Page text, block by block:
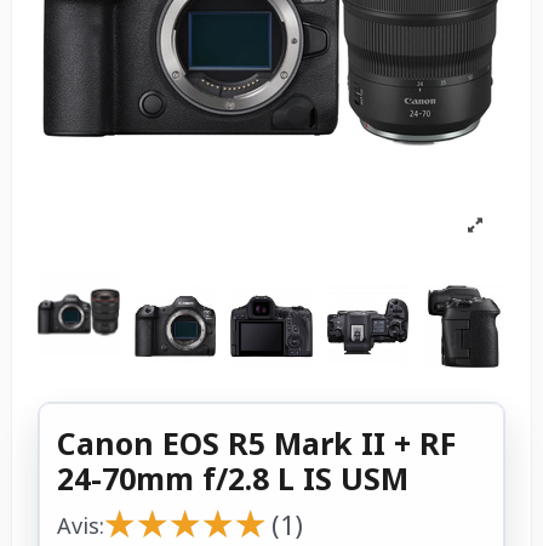
Canon EOS R5 Mark II + RF
24-70mm f/2.8 L IS USM
Avis:★
★★
★★
★★
★★
★ (1)